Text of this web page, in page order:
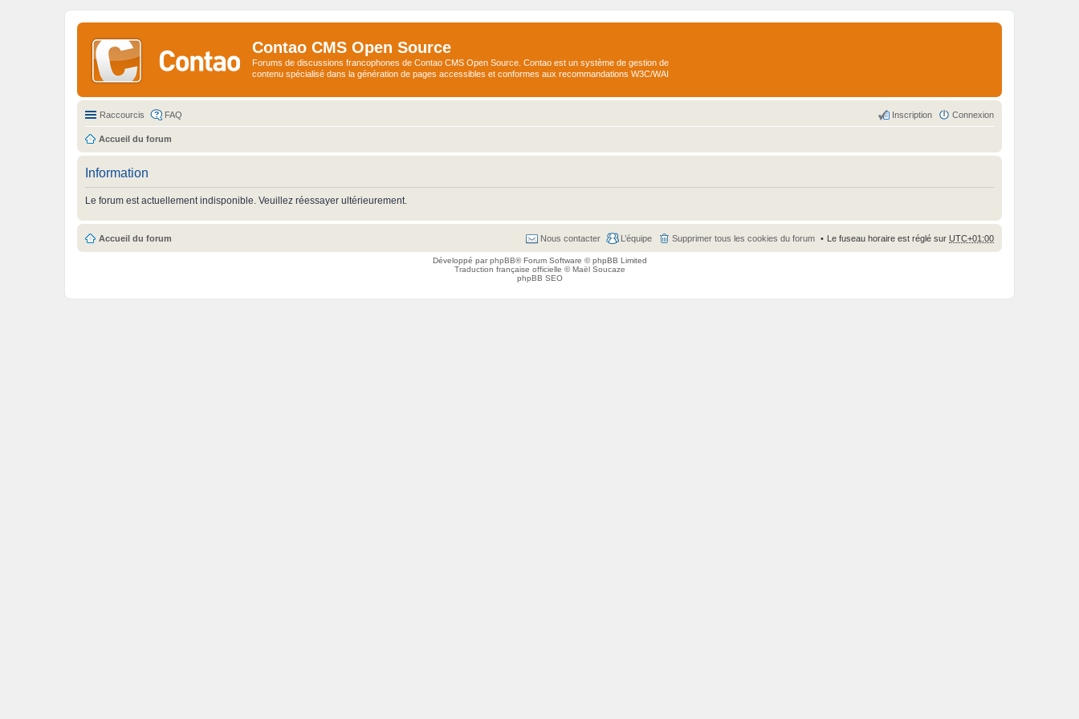
Contao CMS Open Source
Forums de discussions francophones de Contao CMS Open Source. Contao est un système de gestion de
contenu spécialisé dans la génération de pages accessibles et conformes aux recommandations W3C/WAI
Raccourcis FAQ Connexion
Inscription
Accueil du forum
Information
Le forum est actuellement indisponible. Veuillez réessayer ultérieurement.
Accueil du forum Le fuseau horaire est réglé sur UTC+01:00
Supprimer tous les cookies du forum
L’équipe
Nous contacter
Développé parphpBB® Forum Software © phpBB Limited
Traduction française officielle ©Maël Soucaze
phpBB SEO